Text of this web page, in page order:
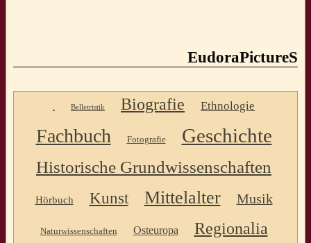
EudoraPictureS
Belletristik Biografie Ethnologie
Fachbuch Fotografie Geschichte
Historische Grundwissenschaften
Hörbuch Kunst Mittelalter Musik
Naturwissenschaften Osteuropa Regionalia